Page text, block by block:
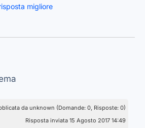
migliore
da unknown (Domande: 0, Risposte: 0)
Risposta inviata 15 Agosto 2017 14:49